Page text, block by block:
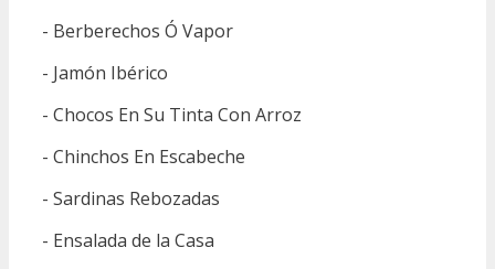
- Berberechos Ó Vapor
- Jamón Ibérico
- Chocos En Su Tinta Con Arroz
- Chinchos En Escabeche
- Sardinas Rebozadas
- Ensalada de la Casa